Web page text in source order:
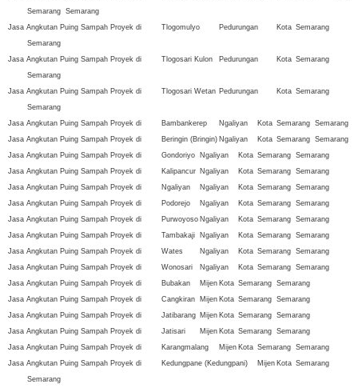
Semarang Semarang
Jasa Angkutan Puing Sampah Proyek di
Tlogomulyo Pedurungan Kota Semarang
Semarang
Jasa Angkutan Puing Sampah Proyek di
Tlogosari Kulon Pedurungan Kota Semarang
Semarang
Jasa Angkutan Puing Sampah Proyek di
Tlogosari Wetan Pedurungan Kota Semarang
Semarang
Jasa Angkutan Puing Sampah Proyek di
Bambankerep Ngaliyan Kota Semarang Semarang
Jasa Angkutan Puing Sampah Proyek di
Beringin (Bringin) Ngaliyan Kota Semarang Semarang
Jasa Angkutan Puing Sampah Proyek di
Gondoriyo Ngaliyan Kota Semarang Semarang
Jasa Angkutan Puing Sampah Proyek di
Kalipancur Ngaliyan Kota Semarang Semarang
Jasa Angkutan Puing Sampah Proyek di
Ngaliyan Ngaliyan Kota Semarang Semarang
Jasa Angkutan Puing Sampah Proyek di
Podorejo Ngaliyan Kota Semarang Semarang
Jasa Angkutan Puing Sampah Proyek di
Purwoyoso Ngaliyan Kota Semarang Semarang
Jasa Angkutan Puing Sampah Proyek di
Tambakaji Ngaliyan Kota Semarang Semarang
Jasa Angkutan Puing Sampah Proyek di
Wates Ngaliyan Kota Semarang Semarang
Jasa Angkutan Puing Sampah Proyek di
Wonosari Ngaliyan Kota Semarang Semarang
Jasa Angkutan Puing Sampah Proyek di
Bubakan Mijen Kota Semarang Semarang
Jasa Angkutan Puing Sampah Proyek di
Cangkiran Mijen Kota Semarang Semarang
Jasa Angkutan Puing Sampah Proyek di
Jatibarang Mijen Kota Semarang Semarang
Jasa Angkutan Puing Sampah Proyek di
Jatisari Mijen Kota Semarang Semarang
Jasa Angkutan Puing Sampah Proyek di
Karangmalang Mijen Kota Semarang Semarang
Jasa Angkutan Puing Sampah Proyek di
Kedungpane (Kedungpani) Mijen Kota Semarang
Semarang